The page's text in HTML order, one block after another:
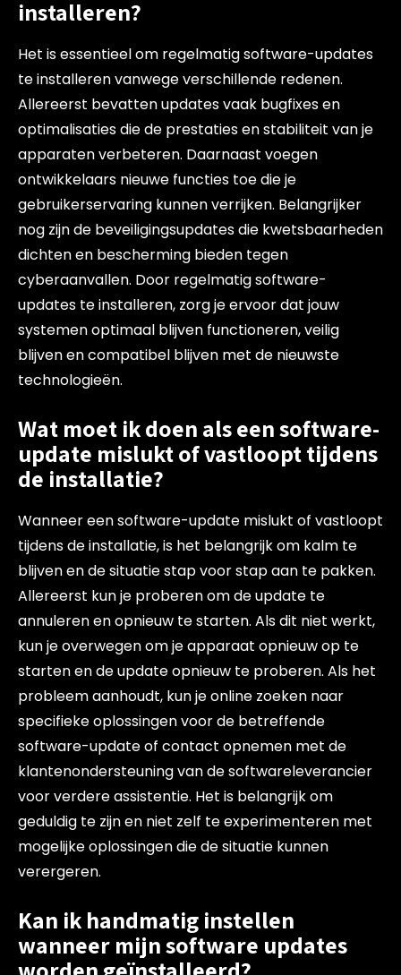
installeren?
Het is essentieel om regelmatig software-updates
te installeren vanwege verschillende redenen.
Allereerst bevatten updates vaak bugfixes en
optimalisaties die de prestaties en stabiliteit van je
apparaten verbeteren. Daarnaast voegen
ontwikkelaars nieuwe functies toe die je
gebruikerservaring kunnen verrijken. Belangrijker
nog zijn de beveiligingsupdates die kwetsbaarheden
dichten en bescherming bieden tegen
cyberaanvallen. Door regelmatig software-
updates te installeren, zorg je ervoor dat jouw
systemen optimaal blijven functioneren, veilig
blijven en compatibel blijven met de nieuwste
technologieën.
Wat moet ik doen als een software-
update mislukt of vastloopt tijdens
de installatie?
Wanneer een software-update mislukt of vastloopt
tijdens de installatie, is het belangrijk om kalm te
blijven en de situatie stap voor stap aan te pakken.
Allereerst kun je proberen om de update te
annuleren en opnieuw te starten. Als dit niet werkt,
kun je overwegen om je apparaat opnieuw op te
starten en de update opnieuw te proberen. Als het
probleem aanhoudt, kun je online zoeken naar
specifieke oplossingen voor de betreffende
software-update of contact opnemen met de
klantenondersteuning van de softwareleverancier
voor verdere assistentie. Het is belangrijk om
geduldig te zijn en niet zelf te experimenteren met
mogelijke oplossingen die de situatie kunnen
verergeren.
Kan ik handmatig instellen
wanneer mijn software updates